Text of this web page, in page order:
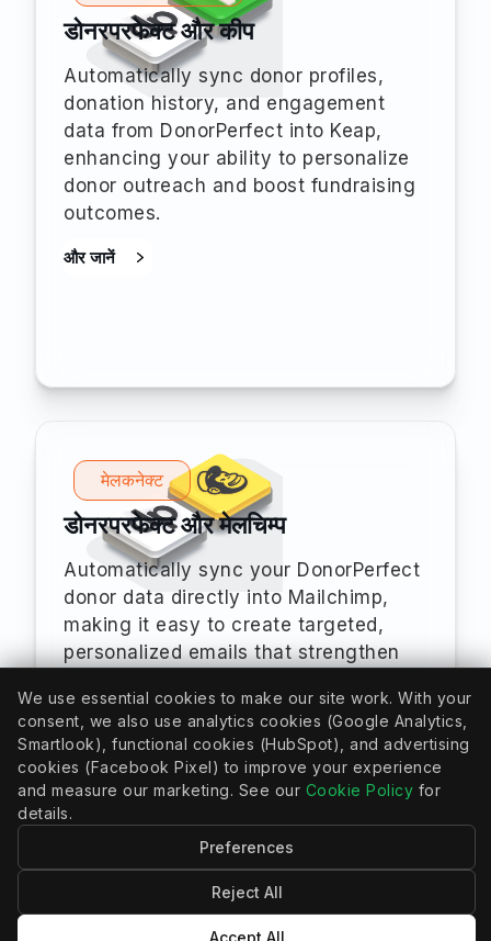
डोनरपरफेक्ट और कीप
Automatically sync donor profiles,
donation history, and engagement
data from DonorPerfect into Keap,
enhancing your ability to personalize
donor outreach and boost fundraising
outcomes.
और जानें
मेलकनेक्ट
डोनरपरफेक्ट और मेलचिम्प
Automatically sync your DonorPerfect
donor data directly into Mailchimp,
making it easy to create targeted,
personalized emails that strengthen
fundraising outcomes—no manual
effort required.
और जानें
We use essential cookies to make our site work. With your
consent, we also use analytics cookies (Google Analytics,
Smartlook), functional cookies (HubSpot), and advertising
cookies (Facebook Pixel) to improve your experience
and measure our marketing. See our Cookie Policy for
details.
Preferences
Reject All
Accept All